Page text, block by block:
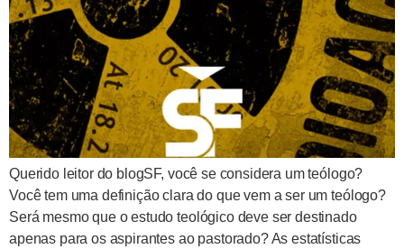
Querido leitor do blogSF, você se considera um teólogo?
Você tem uma definição clara do que vem a ser um teólogo?
Será mesmo que o estudo teológico deve ser destinado
apenas para os aspirantes ao pastorado? As estatísticas